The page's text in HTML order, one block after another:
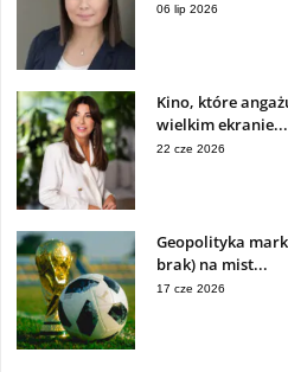
06 lip 2026
Kino, które
wielkim ekranie...
22 cze 2026
Geopolityka
brak) na mist...
17 cze 2026